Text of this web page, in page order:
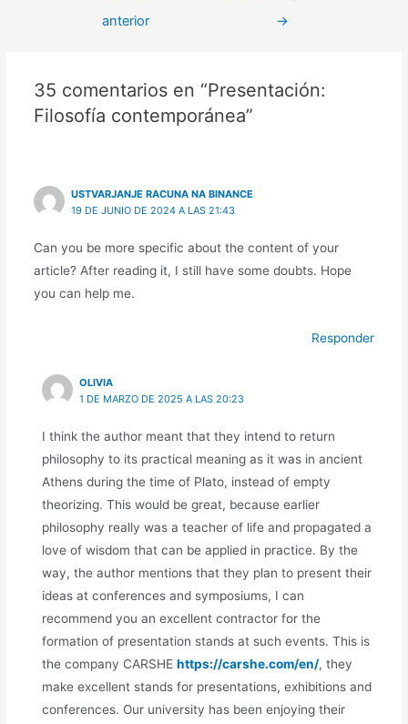
anterior
→
35 comentarios en “Presentación:
Filosofía contemporánea”
USTVARJANJE RACUNA NA BINANCE
19 DE JUNIO DE 2024 A LAS 21:43
Can you be more specific about the content of your
article? After reading it, I still have some doubts. Hope
you can help me.
Responder
OLIVIA
1 DE MARZO DE 2025 A LAS 20:23
I think the author meant that they intend to return
philosophy to its practical meaning as it was in ancient
Athens during the time of Plato, instead of empty
theorizing. This would be great, because earlier
philosophy really was a teacher of life and propagated a
love of wisdom that can be applied in practice. By the
way, the author mentions that they plan to present their
ideas at conferences and symposiums, I can
recommend you an excellent contractor for the
formation of presentation stands at such events. This is
the company CARSHE https://carshe.com/en/, they
make excellent stands for presentations, exhibitions and
conferences. Our university has been enjoying their